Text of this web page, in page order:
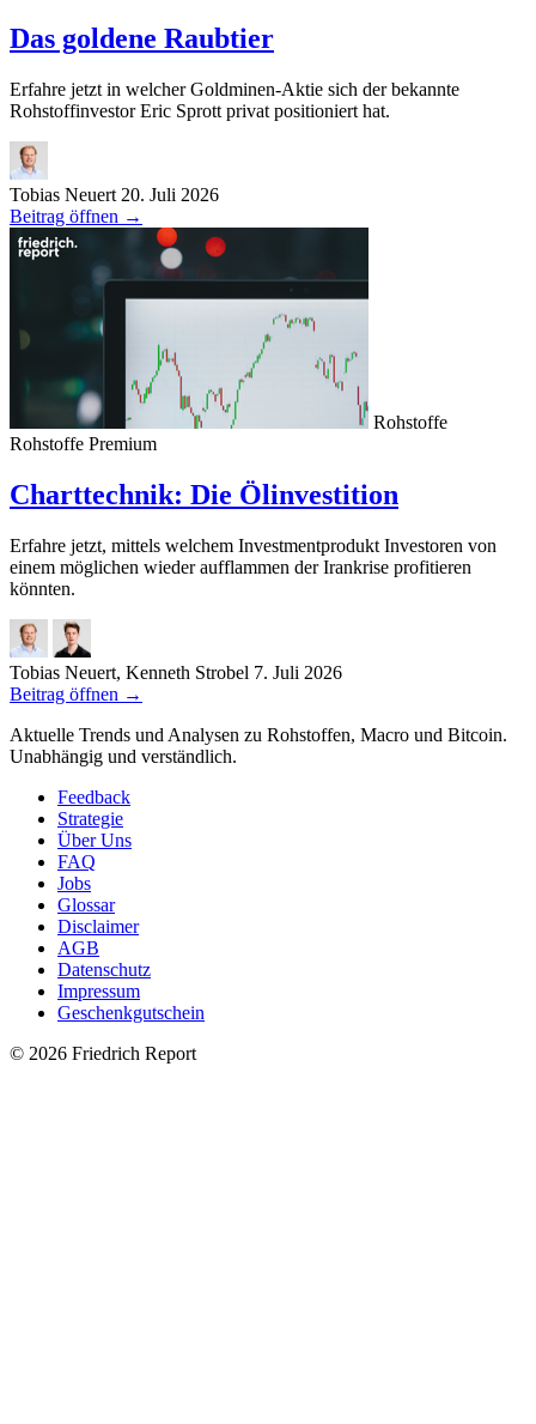
Das goldene Raubtier
Erfahre jetzt in welcher Goldminen-Aktie sich der bekannte
Rohstoffinvestor Eric Sprott privat positioniert hat.
Tobias Neuert 20. Juli 2026
Beitrag öffnen →
Rohstoffe
Rohstoffe Premium
Charttechnik: Die Ölinvestition
Erfahre jetzt, mittels welchem Investmentprodukt Investoren von
einem möglichen wieder aufflammen der Irankrise profitieren
könnten.
Tobias Neuert, Kenneth Strobel 7. Juli 2026
Beitrag öffnen →
Aktuelle Trends und Analysen zu Rohstoffen, Macro und Bitcoin.
Unabhängig und verständlich.
Feedback
Strategie
Über Uns
FAQ
Jobs
Glossar
Disclaimer
AGB
Datenschutz
Impressum
Geschenkgutschein
© 2026 Friedrich Report